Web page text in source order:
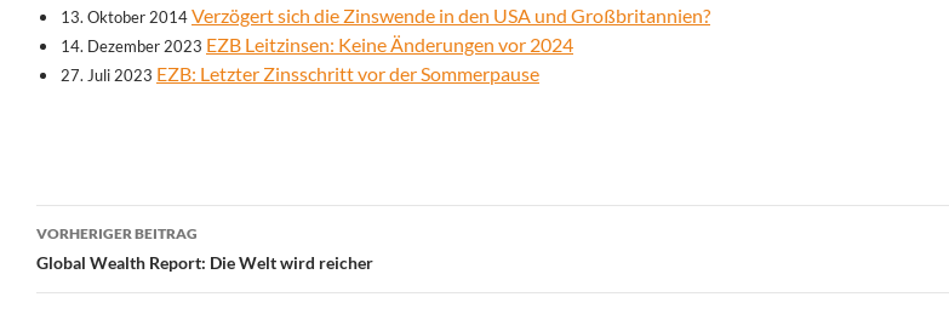
13. Oktober 2014Verzögert sich die Zinswende in den USA und Großbritannien?
14. Dezember 2023 EZB Leitzinsen: Keine Änderungen vor 2024
27. Juli 2023 EZB: Letzter Zinsschritt vor der Sommerpause
Beitrags-
Navigation
VORHERIGER BEITRAG
Global Wealth Report: Die Welt wird reicher